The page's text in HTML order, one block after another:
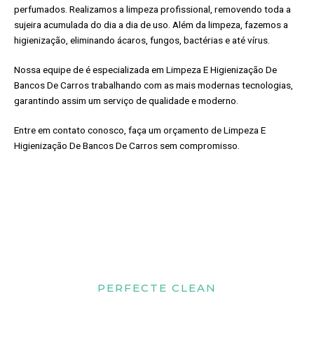
perfumados. Realizamos a limpeza profissional, removendo toda a
sujeira acumulada do dia a dia de uso. Além da limpeza, fazemos a
higienização, eliminando ácaros, fungos, bactérias e até vírus.
Nossa equipe de é especializada em Limpeza E Higienização De
Bancos De Carros trabalhando com as mais modernas tecnologias,
garantindo assim um serviço de qualidade e moderno.
Entre em contato conosco, faça um orçamento de Limpeza E
Higienização De Bancos De Carros sem compromisso.
PERFECTE CLEAN